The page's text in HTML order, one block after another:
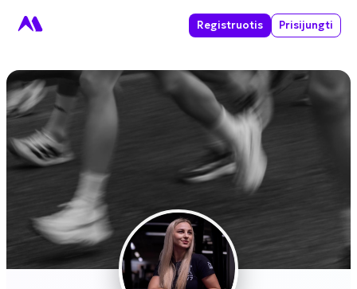
Registruotis Prisijungti